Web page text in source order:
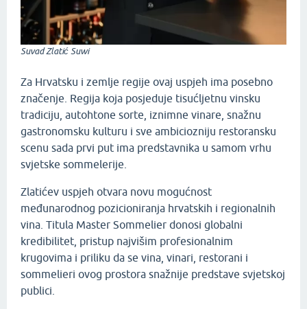
Suvad Zlatić Suwi
Za Hrvatsku i zemlje regije ovaj uspjeh ima posebno
značenje. Regija koja posjeduje tisućljetnu vinsku
tradiciju, autohtone sorte, iznimne vinare, snažnu
gastronomsku kulturu i sve ambiciozniju restoransku
scenu sada prvi put ima predstavnika u samom vrhu
svjetske sommelerije.
Zlatićev uspjeh otvara novu mogućnost
međunarodnog pozicioniranja hrvatskih i regionalnih
vina. Titula Master Sommelier donosi globalni
kredibilitet, pristup najvišim profesionalnim
krugovima i priliku da se vina, vinari, restorani i
sommelieri ovog prostora snažnije predstave svjetskoj
publici.